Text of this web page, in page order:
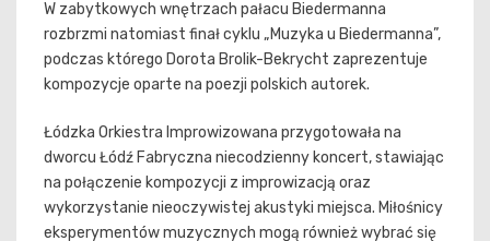
W zabytkowych wnętrzach pałacu Biedermanna
rozbrzmi natomiast finał cyklu „Muzyka u Biedermanna”,
podczas którego Dorota Brolik-Bekrycht zaprezentuje
kompozycje oparte na poezji polskich autorek.
Łódzka Orkiestra Improwizowana przygotowała na
dworcu Łódź Fabryczna niecodzienny koncert, stawiając
na połączenie kompozycji z improwizacją oraz
wykorzystanie nieoczywistej akustyki miejsca. Miłośnicy
eksperymentów muzycznych mogą również wybrać się